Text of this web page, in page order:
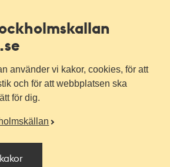
använder vi kakor, cookies, för att
och för att webbplatsen ska
för dig.